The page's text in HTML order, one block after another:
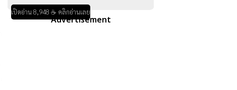
เปิดอ่าน 8,948 ☕ คลิกอ่านเลย
Advertisement